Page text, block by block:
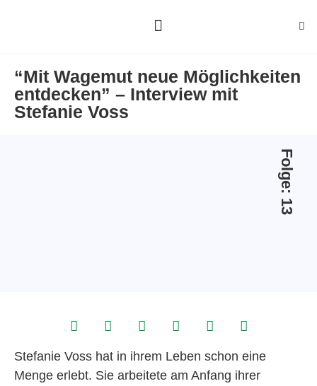
“Mit Wagemut neue Möglichkeiten
entdecken” – Interview mit
Stefanie Voss
Folge: 13
Stefanie Voss hat in ihrem Leben schon eine
Menge erlebt. Sie arbeitete am Anfang ihrer